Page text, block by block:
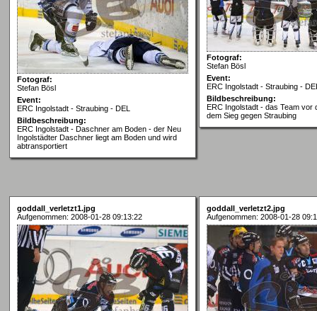
Fotograf:
Stefan Bösl
Event:
ERC Ingolstadt - Straubing - DEL
Bildbeschreibung:
ERC Ingolstadt - Daschner am Boden - der Neu
Ingolstädter Daschner liegt am Boden und wird
abtransportiert
Fotograf:
Stefan Bösl
Event:
ERC Ingolstadt - Straubing -
Bildbeschreibung:
ERC Ingolstadt - das Team vor
dem Sieg gegen Straubing
goddall_verletzt1.jpg
Aufgenommen: 2008-01-28 09:13:22
goddall_verletzt2.jpg
Aufgenommen: 2008-01-28